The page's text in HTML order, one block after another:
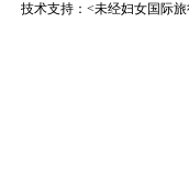
技术支持：<未经妇女国际